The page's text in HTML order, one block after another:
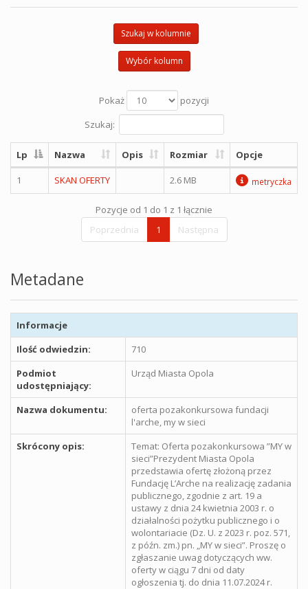
Szukaj w kolumnie
Wybór kolumn
Pokaż
pozycji
Szukaj:
Lp Nazwa Opis Rozmiar Opcje
1 SKAN OFERTY 2.6 MB metryczka
Pozycje od 1 do 1 z 1 łącznie
Poprzednia
1 Następna
Metadane
Informacje
Ilość odwiedzin:
710
Podmiot
udostępniający:
Urząd Miasta Opola
Nazwa dokumentu:
oferta pozakonkursowa fundacji
l'arche, my w sieci
Skrócony opis:
Temat: Oferta pozakonkursowa ”MY w
sieci”Prezydent Miasta Opola
przedstawia ofertę złożoną przez
Fundację L’Arche na realizację zadania
publicznego, zgodnie z art. 19 a
ustawy z dnia 24 kwietnia 2003 r. o
działalności pożytku publicznego i o
wolontariacie (Dz. U. z 2023 r. poz. 571,
z późn. zm.) pn. „MY w sieci”. Proszę o
zgłaszanie uwag dotyczących ww.
oferty w ciągu 7 dni od daty
ogłoszenia tj. do dnia 11.07.2024 r.